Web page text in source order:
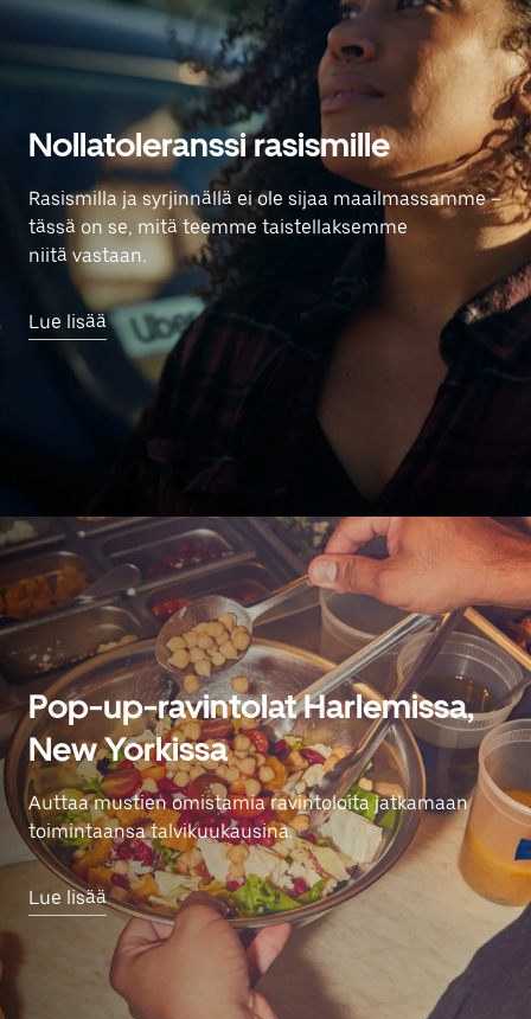
Nollatoleranssi rasismille
Rasismilla ja syrjinnällä ei ole sijaa maailmassamme –
tässä on se, mitä teemme taistellaksemme
niitä vastaan.
Lue lisää
Pop-up-ravintolat Harlemissa,
New Yorkissa
Auttaa mustien omistamia ravintoloita jatkamaan
toimintaansa talvikuukausina.
Lue lisää